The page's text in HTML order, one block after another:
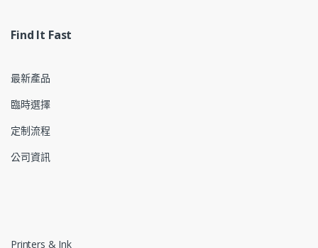
Find It Fast
最新產品
臨時選擇
定制流程
公司資訊
Printers & Ink